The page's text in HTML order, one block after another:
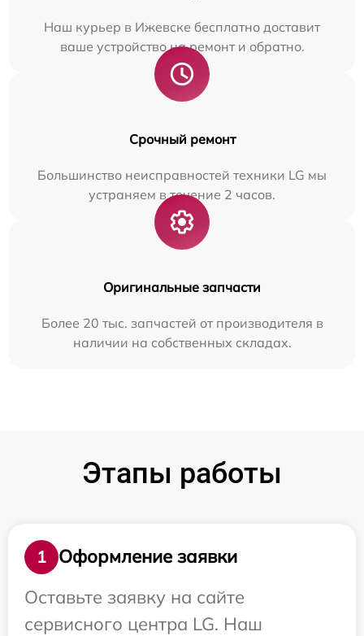
Наш курьер в Ижевске бесплатно доставит
ваше устройство на ремонт и обратно.
Срочный ремонт
Большинство неисправностей техники LG мы
устраняем в течение 2 часов.
Оригинальные запчасти
Более 20 тыс. запчастей от производителя в
наличии на собственных складах.
Этапы работы
1
Оформление заявки
Оставьте заявку на сайте
сервисного центра LG. Наш